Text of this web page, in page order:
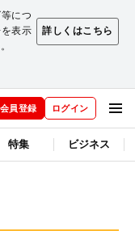
につ
表示
詳しくはこちら
員登録 ログイン
特集 ビジネス